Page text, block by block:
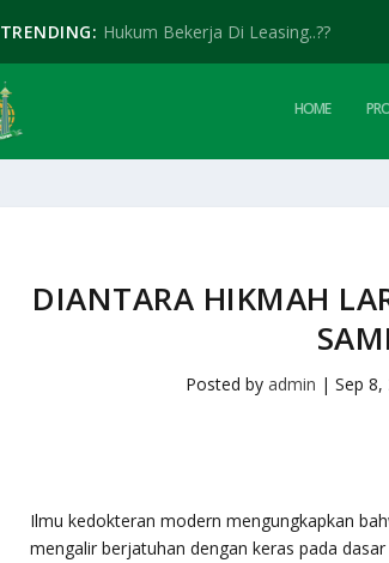
TRENDING: Hukum Bekerja Di Leasing..??
HOME
DIANTARA HIKMAH
Posted byadmin |Sep 8,
Ilmu kedokteran modern mengungkapkan
mengalir berjatuhan dengan keras pada